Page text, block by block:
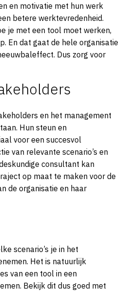
en motivatie met hun werk
betere werktevredenheid.
je met een tool moet werken,
En dat gaat de hele organisatie
Dus zorg voor
en het management
Hun steun en
voor een succesvol
van relevante scenario’s en
consultant kan
op maat te maken voor de
de organisatie en haar
scenario’s je in het
Het is natuurlijk
van een tool in een
Bekijk dit dus goed met